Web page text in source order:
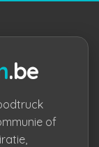
.be
of